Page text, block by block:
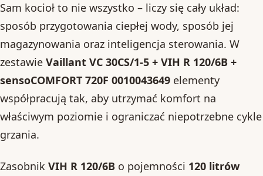
Sam kocioł to nie wszystko – liczy się cały układ:
sposób przygotowania ciepłej wody, sposób jej
magazynowania oraz inteligencja sterowania. W
zestawie Vaillant VC 30CS/1-5 + VIH R 120/6B +
sensoCOMFORT 720F 0010043649 elementy
współpracują tak, aby utrzymać komfort na
właściwym poziomie i ograniczać niepotrzebne cykle
grzania.
Zasobnik VIH R 120/6B o pojemności 120 litrów